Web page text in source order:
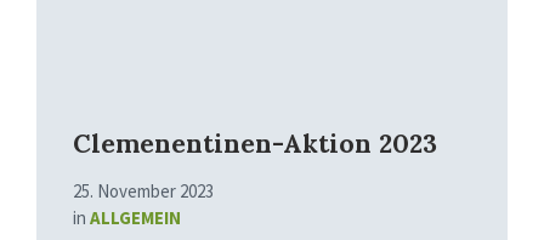
Clemenentinen-Aktion 2023
25. November 2023
in ALLGEMEIN